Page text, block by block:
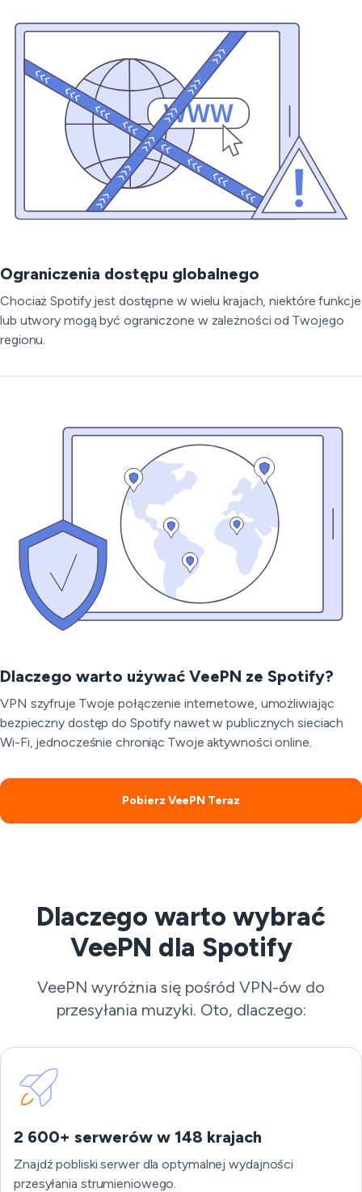
Ograniczenia dostępu globalnego
Chociaż Spotify jest dostępne w wielu krajach, niektóre funkcje
lub utwory mogą być ograniczone w zależności od Twojego
regionu.
Dlaczego warto używać VeePN ze Spotify?
VPN szyfruje Twoje połączenie internetowe, umożliwiając
bezpieczny dostęp do Spotify nawet w publicznych sieciach
Wi-Fi, jednocześnie chroniąc Twoje aktywności online.
Pobierz VeePN Teraz
Dlaczego warto wybrać
VeePN dla Spotify
VeePN wyróżnia się pośród VPN-ów do
przesyłania muzyki. Oto, dlaczego:
2 600+ serwerów w 148 krajach
Znajdź pobliski serwer dla optymalnej wydajności
przesyłania strumieniowego.